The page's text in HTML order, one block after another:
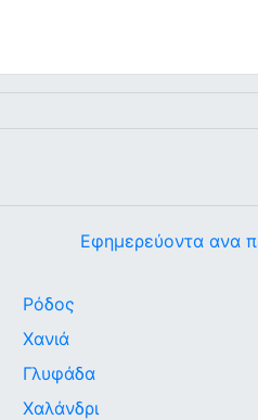
Εφημερεύοντα ανα
Ρόδος
Χανιά
Γλυφάδα
Χαλάνδρι